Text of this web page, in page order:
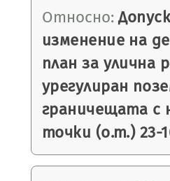
Относно:
изменение на
план за улична
урегулиран
граничещата с
точки (о.т.) 23-